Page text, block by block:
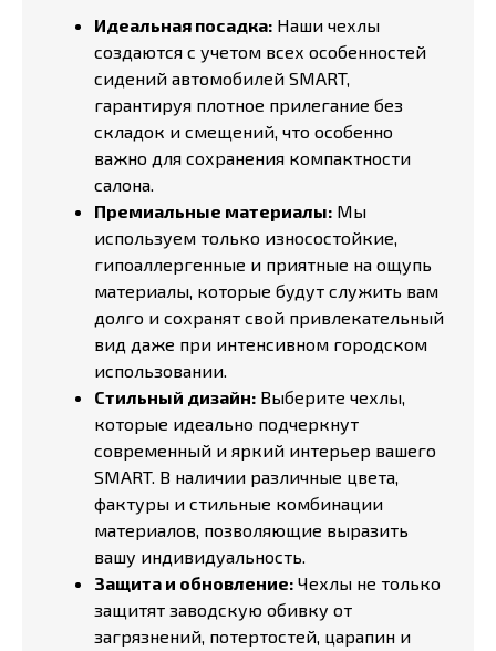
Идеальная посадка: Наши чехлы
создаются с учетом всех особенностей
сидений автомобилей SMART,
гарантируя плотное прилегание без
складок и смещений, что особенно
важно для сохранения компактности
салона.
Премиальные материалы: Мы
используем только износостойкие,
гипоаллергенные и приятные на ощупь
материалы, которые будут служить вам
долго и сохранят свой привлекательный
вид даже при интенсивном городском
использовании.
Стильный дизайн: Выберите чехлы,
которые идеально подчеркнут
современный и яркий интерьер вашего
SMART. В наличии различные цвета,
фактуры и стильные комбинации
материалов, позволяющие выразить
вашу индивидуальность.
Защита и обновление: Чехлы не только
защитят заводскую обивку от
загрязнений, потертостей, царапин и